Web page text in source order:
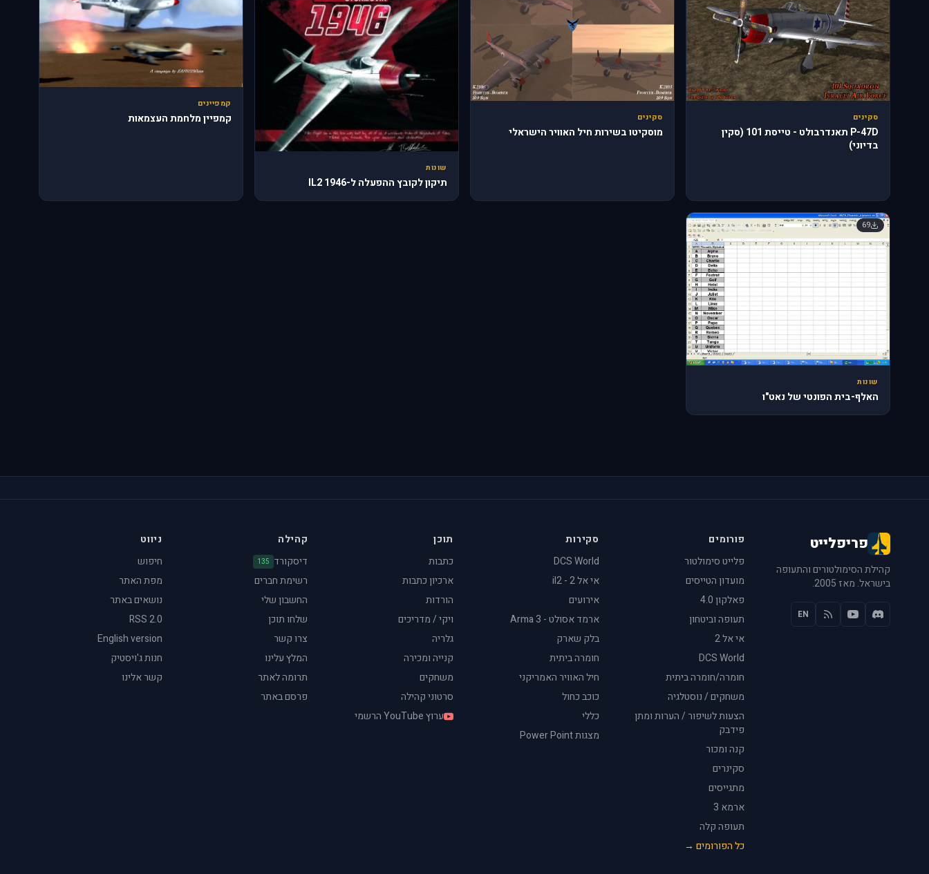
סקינים
P-47D תאנדרבולט - טייסת 101 (סקין
בדיוני)
סקינים
מוסקיטו בשירות חיל האוויר הישראלי
שונות
תיקון לקובץ ההפעלה ל-IL2 1946
קמפיינים
קמפיין מלחמת העצמאות
69
שונות
האלף-בית הפונטי של נאט"ו
פריפלייט
קהילת הסימולטורים והתעופה
בישראל. מאז 2005.
EN
פורומים
פלייט סימולטור
מועדון הטייסים
פאלקון 4.0
תעופה וביטחון
אי אל 2
DCS World
חומרה/חומרה ביתית
משחקים / נוסטלגיה
הצעות לשיפור / הערות ומתן
פידבק
קנה ומכור
סקינרים
מתגייסים
ארמא 3
תעופה קלה
כל הפורומים →
סקירות
DCS World
אי אל 2 - il2
אירועים
ארמד אסולט - Arma 3
בלק שארק
חומרה ביתית
חיל האוויר האמריקני
כוכב כחול
כללי
מצגות Power Point
תוכן
כתבות
ארכיון כתבות
הורדות
ויקי / מדריכים
גלריה
קנייה ומכירה
משחקים
סרטוני קהילה
ערוץ YouTube הרשמי
קהילה
דיסקורד 135
רשימת חברים
החשבון שלי
שלחו תוכן
צרו קשר
המלץ עלינו
תרומה לאתר
פרסם באתר
ניווט
חיפוש
מפת האתר
נושאים באתר
RSS 2.0
English version
חנות ג'ויסטיק
קשר אלינו